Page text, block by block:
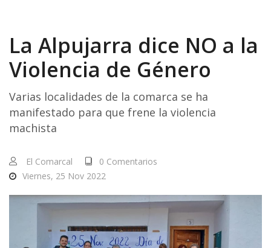
La Alpujarra dice NO a la
Violencia de Género
Varias localidades de la comarca se ha
manifestado para que frene la violencia
machista
El Comarcal
0 Comentarios
Viernes, 25 Nov 2022